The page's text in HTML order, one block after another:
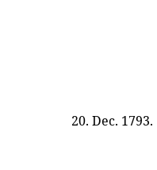
20. Dec. 1793.